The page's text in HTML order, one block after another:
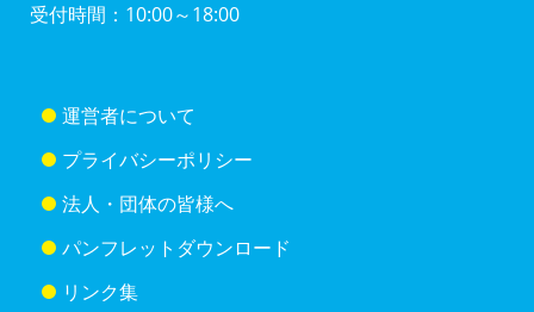
受付時間：10:00～18:00
運営者について
プライバシーポリシー
法人・団体の皆様へ
パンフレットダウンロード
リンク集